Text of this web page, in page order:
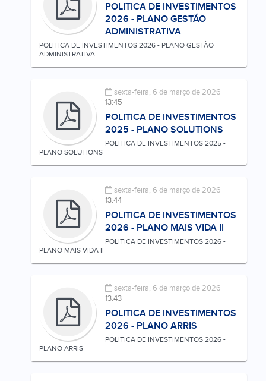
POLITICA DE INVESTIMENTOS
2026 - PLANO GESTÃO
ADMINISTRATIVA
POLITICA DE INVESTIMENTOS 2026 - PLANO GESTÃO
ADMINISTRATIVA
sexta-feira, 6 de março de 2026
13:45
POLITICA DE INVESTIMENTOS
2025 - PLANO SOLUTIONS
POLITICA DE INVESTIMENTOS 2025 -
PLANO SOLUTIONS
sexta-feira, 6 de março de 2026
13:44
POLITICA DE INVESTIMENTOS
2026 - PLANO MAIS VIDA II
POLITICA DE INVESTIMENTOS 2026 -
PLANO MAIS VIDA II
sexta-feira, 6 de março de 2026
13:43
POLITICA DE INVESTIMENTOS
2026 - PLANO ARRIS
POLITICA DE INVESTIMENTOS 2026 -
PLANO ARRIS